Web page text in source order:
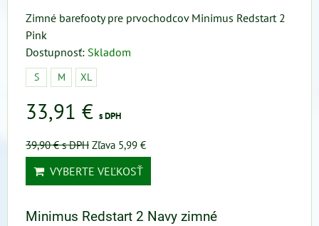
Zimné barefooty pre prvochodcov Minimus Redstart 2
Pink
Dostupnosť: Skladom
S M XL
33,91 € s DPH
39,90 €s DPH Zľava 5,99 €
VYBERTE VEĽKOSŤ
Minimus Redstart 2 Navy zimné